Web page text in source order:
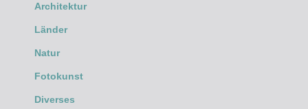
Architektur
Länder
Natur
Fotokunst
Diverses